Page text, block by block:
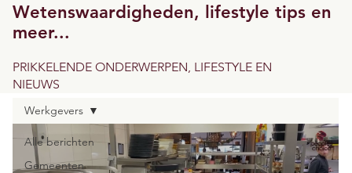
Wetenswaardigheden, lifestyle tips en
meer...
PRIKKELENDE ONDERWERPEN, LIFESTYLE EN
NIEUWS
Alle berichten
Gemeenten
Werkgevers